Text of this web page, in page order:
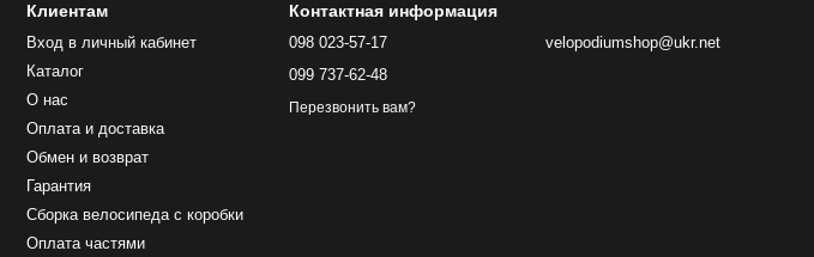
Клиентам
Вход в личный кабинет
Каталог
О нас
Оплата и доставка
Обмен и возврат
Гарантия
Сборка велосипеда с коробки
Оплата частями
Контактная информация
098 023-57-17
099 737-62-48
Перезвонить вам?
velopodiumshop@ukr.net